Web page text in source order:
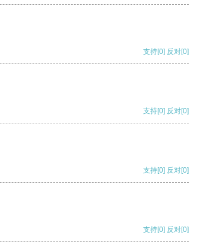
支持[0] 反对[0]
支持[0] 反对[0]
支持[0] 反对[0]
支持[0] 反对[0]